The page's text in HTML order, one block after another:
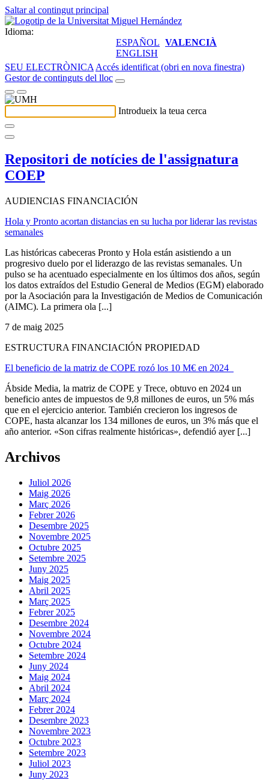
Saltar al contingut principal
Idioma:
ESPAÑOL VALENCIÀ
ENGLISH
SEU ELECTRÒNICA Accés identificat (obri en nova finestra)
Gestor de continguts del lloc
Introdueix la teua cerca
Repositori de notícies de l'assignatura
COEP
AUDIENCIAS FINANCIACIÓN
Hola y Pronto acortan distancias en su lucha por liderar las revistas
semanales
Las históricas cabeceras Pronto y Hola están asistiendo a un
progresivo duelo por el liderazgo de las revistas semanales. Un
pulso se ha acentuado especialmente en los últimos dos años, según
los datos extraídos del Estudio General de Medios (EGM) elaborado
por la Asociación para la Investigación de Medios de Comunicación
(AIMC). La primera ola [...]
7 de maig 2025
ESTRUCTURA FINANCIACIÓN PROPIEDAD
El beneficio de la matriz de COPE rozó los 10 M€ en 2024
Ábside Media, la matriz de COPE y Trece, obtuvo en 2024 un
beneficio antes de impuestos de 9,8 millones de euros, un 5% más
que en el ejercicio anterior. También crecieron los ingresos de
COPE, hasta alcanzar los 134 millones de euros, un 3% más que el
año anterior. «Son cifras realmente históricas», defendió ayer [...]
Archivos
Juliol 2026
Maig 2026
Març 2026
Febrer 2026
Desembre 2025
Novembre 2025
Octubre 2025
Setembre 2025
Juny 2025
Maig 2025
Abril 2025
Març 2025
Febrer 2025
Desembre 2024
Novembre 2024
Octubre 2024
Setembre 2024
Juny 2024
Maig 2024
Abril 2024
Març 2024
Febrer 2024
Desembre 2023
Novembre 2023
Octubre 2023
Setembre 2023
Juliol 2023
Juny 2023